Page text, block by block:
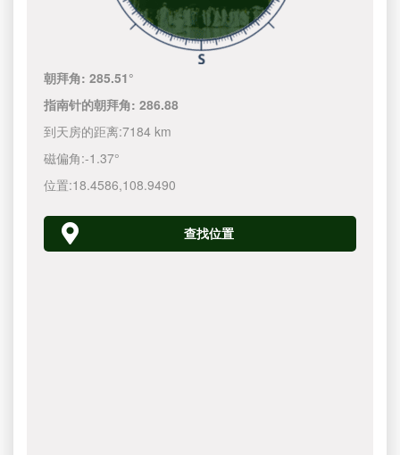
朝拜角:285.51°
指南针的朝拜角:286.88
到天房的距离:7184 km
磁偏角:-1.37°
位置:18.4586,108.9490
查找位置